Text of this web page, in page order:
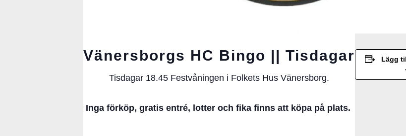
Vänersborgs HC Bingo || Tisdagar
Tisdagar 18.45 Festvåningen i Folkets Hus Vänersborg.
Inga förköp, gratis entré, lotter och fika finns att köpa på plats.
Lägg